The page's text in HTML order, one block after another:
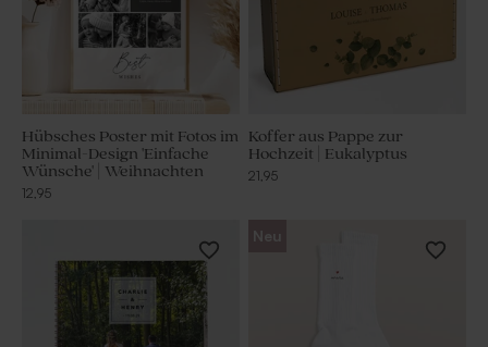
Hübsches Poster mit Fotos im
Minimal-Design 'Einfache
Wünsche' | Weihnachten
12,95
Koffer aus Pappe zur
Hochzeit | Eukalyptus
21,95
Neu